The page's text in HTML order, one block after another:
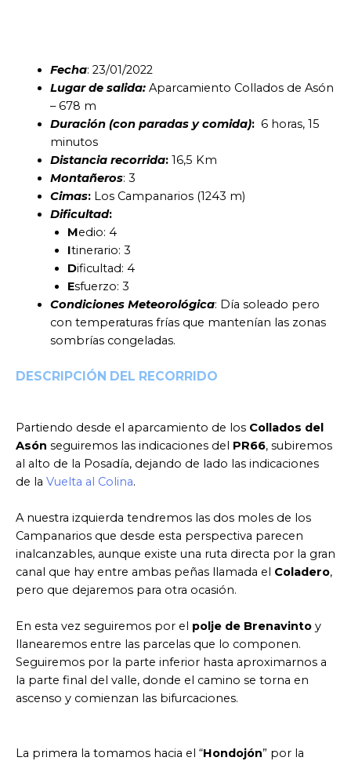
Fecha: 23/01/2022
Lugar de salida:Aparcamiento Collados de Asón
– 678 m
Duración (con paradas y comida):6 horas, 15
minutos
Distancia recorrida:16,5 Km
Montañeros: 3
Cimas:Los Campanarios (1243 m)
Dificultad:
Medio: 4
Itinerario: 3
Dificultad: 4
Esfuerzo: 3
Condiciones Meteorológica: Día soleado pero
con temperaturas frías que mantenían las zonas
sombrías congeladas.
DESCRIPCIÓN DEL RECORRIDO
Partiendo desde el aparcamiento de los Collados del
Asón seguiremos las indicaciones del PR66, subiremos
al alto de la Posadía, dejando de lado las indicaciones
de la Vuelta al Colina.
A nuestra izquierda tendremos las dos moles de los
Campanarios que desde esta perspectiva parecen
inalcanzables, aunque existe una ruta directa por la gran
canal que hay entre ambas peñas llamada el Coladero,
pero que dejaremos para otra ocasión.
En esta vez seguiremos por el polje de Brenavinto y
llanearemos entre las parcelas que lo componen.
Seguiremos por la parte inferior hasta aproximarnos a
la parte final del valle, donde el camino se torna en
ascenso y comienzan las bifurcaciones.
La primera la tomamos hacia el “Hondojón” por la